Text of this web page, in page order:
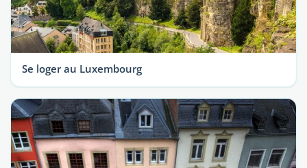
Se loger au Luxembourg